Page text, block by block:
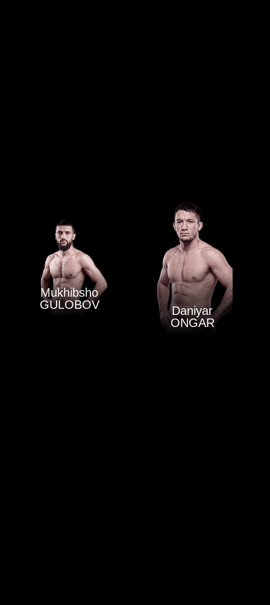
Mukhibsho
GULOBOV
Daniyar
ONGAR